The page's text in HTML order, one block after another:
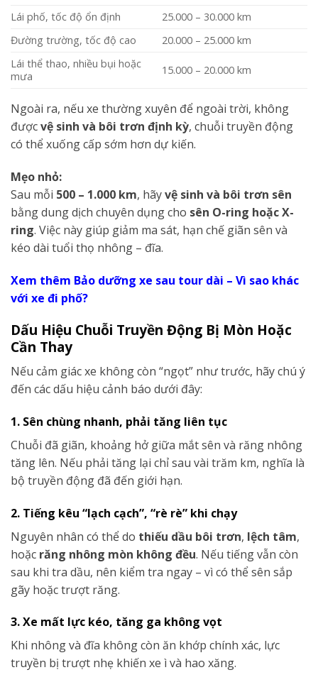
Lái phố, tốc độ ổn định
25.000 – 30.000 km
Đường trường, tốc độ cao
20.000 – 25.000 km
Lái thể thao, nhiều bụi hoặc
mưa
15.000 – 20.000 km
Ngoài ra, nếu xe thường xuyên để ngoài trời, không
đượcvệ sinh và bôi trơn định kỳ, chuỗi truyền động
có thể xuống cấp sớm hơn dự kiến.
Mẹo nhỏ:
Sau mỗi 500 – 1.000 km, hãyvệ sinh và bôi trơn sên
bằng dung dịch chuyên dụng cho sên O-ring hoặc X-
ring. Việc này giúp giảm ma sát, hạn chế giãn sên và
kéo dài tuổi thọ nhông – đĩa.
Xem thêm Bảo dưỡng xe sau tour dài – Vì sao khác
với xe đi phố?
Dấu Hiệu Chuỗi Truyền Động Bị Mòn Hoặc
Cần Thay
Nếu cảm giác xe không còn “ngọt” như trước, hãy chú ý
đến các dấu hiệu cảnh báo dưới đây:
1. Sên chùng nhanh, phải tăng liên tục
Chuỗi đã giãn, khoảng hở giữa mắt sên và răng nhông
tăng lên. Nếu phải tăng lại chỉ sau vài trăm km, nghĩa là
bộ truyền động đã đến giới hạn.
2. Tiếng kêu “lạch cạch”, “rè rè” khi chạy
Nguyên nhân có thể do thiếu dầu bôi trơn, lệch tâm,
hoặc răng nhông mòn không đều. Nếu tiếng vẫn còn
sau khi tra dầu, nên kiểm tra ngay – vì có thể sên sắp
gãy hoặc trượt răng.
3. Xe mất lực kéo, tăng ga không vọt
Khi nhông và đĩa không còn ăn khớp chính xác, lực
truyền bị trượt nhẹ khiến xe ì và hao xăng.